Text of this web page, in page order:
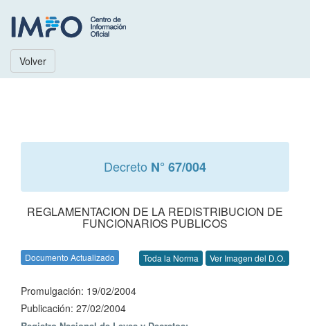
Volver
Decreto N° 67/004
REGLAMENTACION DE LA REDISTRIBUCION DE
FUNCIONARIOS PUBLICOS
Documento Actualizado Toda la Norma Ver Imagen del D.O.
Promulgación: 19/02/2004
Publicación: 27/02/2004